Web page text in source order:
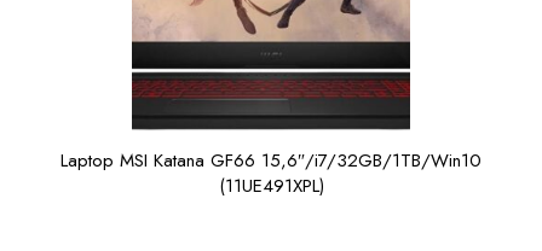
Laptop MSI Katana GF66 15,6″/i7/32GB/1TB/Win10
(11UE491XPL)